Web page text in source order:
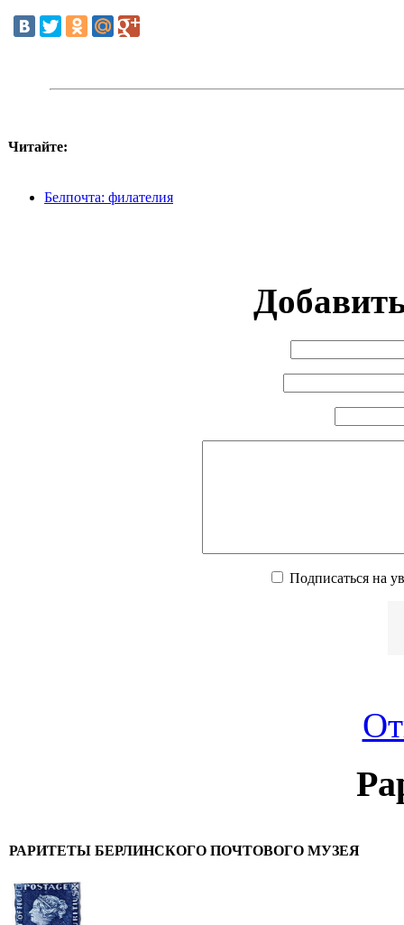
Читайте:
Белпочта: филателия
Подписаться на
РАРИТЕТЫ БЕРЛИНСКОГО ПОЧТОВОГО МУЗЕЯ